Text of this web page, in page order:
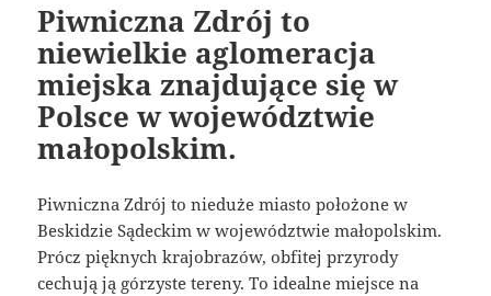
Piwniczna Zdrój to
niewielkie aglomeracja
miejska znajdujące się w
Polsce w województwie
małopolskim.
Piwniczna Zdrój to nieduże miasto położone w
Beskidzie Sądeckim w województwie małopolskim.
Prócz pięknych krajobrazów, obfitej przyrody
cechują ją górzyste tereny. To idealne miejsce na